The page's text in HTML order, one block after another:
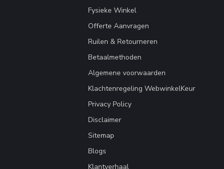
Fysieke Winkel
Offerte Aanvragen
Ruilen & Retourneren
Betaalmethoden
Algemene voorwaarden
Klachtenregeling WebwinkelKeur
Privacy Policy
Disclaimer
Sitemap
Blogs
Klantverhaal